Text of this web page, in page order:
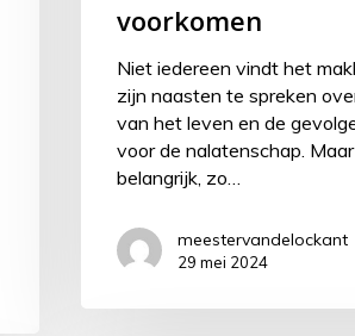
voorkomen
Niet iedereen vindt het
zijn naasten te spreken
van het leven en de
voor de nalatenschap.
belangrijk, zo…
meestervandelockant
29 mei 2024